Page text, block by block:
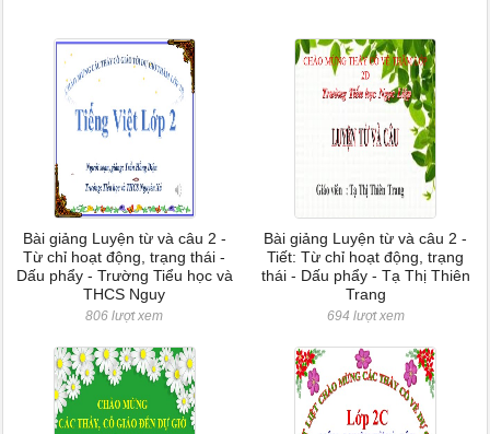
Bài giảng Luyện từ và câu 2 -
Từ chỉ hoạt động, trạng thái -
Dấu phẩy - Trường Tiểu học và
THCS Nguy
806 lượt xem
Bài giảng Luyện từ và câu 2 -
Tiết: Từ chỉ hoạt động, trạng
thái - Dấu phẩy - Tạ Thị Thiên
Trang
694 lượt xem